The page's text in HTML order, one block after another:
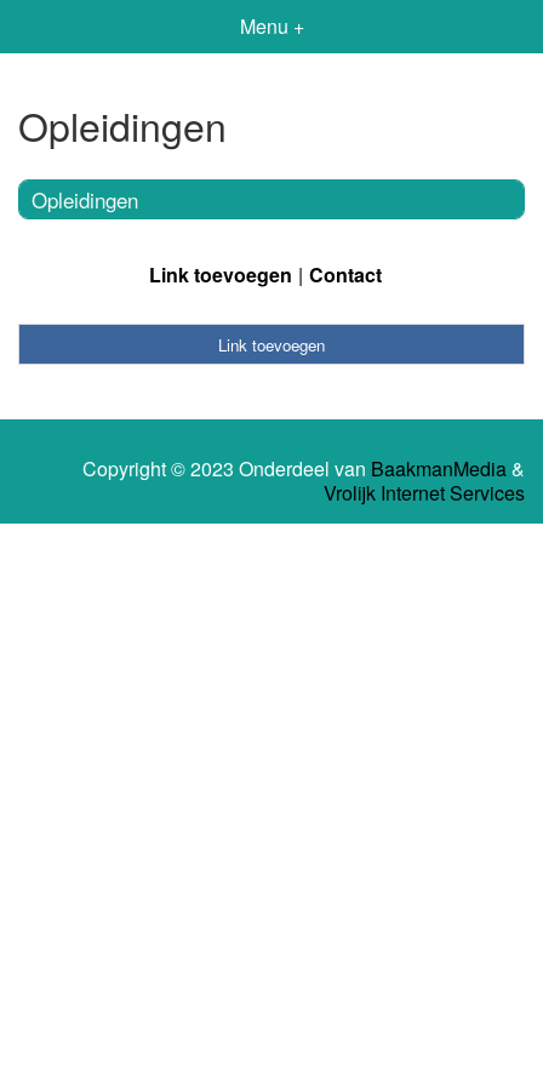
Menu +
Opleidingen
Opleidingen
Link toevoegen Contact
Link toevoegen
Copyright © 2023 Onderdeel van BaakmanMedia&
Vrolijk Internet Services